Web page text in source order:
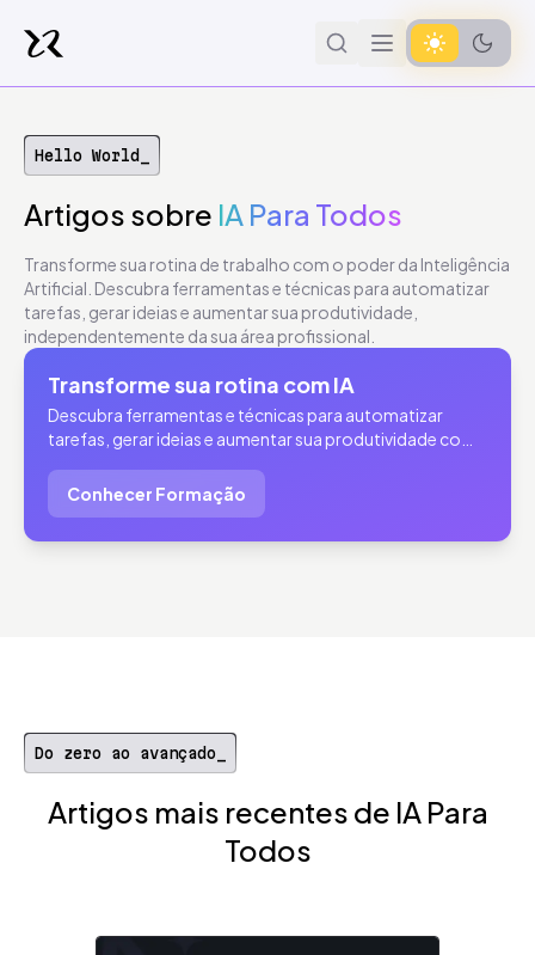
Hello World_
Artigos sobre IA Para Todos
Transforme sua rotina de trabalho com o poder da Inteligência
Artificial. Descubra ferramentas e técnicas para automatizar
tarefas, gerar ideias e aumentar sua produtividade,
independentemente da sua área profissional.
Transforme sua rotina com IA
Descubra ferramentas e técnicas para automatizar
tarefas, gerar ideias e aumentar sua produtividade com
Conhecer Formação
Do zero ao avançado_
Artigos mais recentes de IA Para
Todos